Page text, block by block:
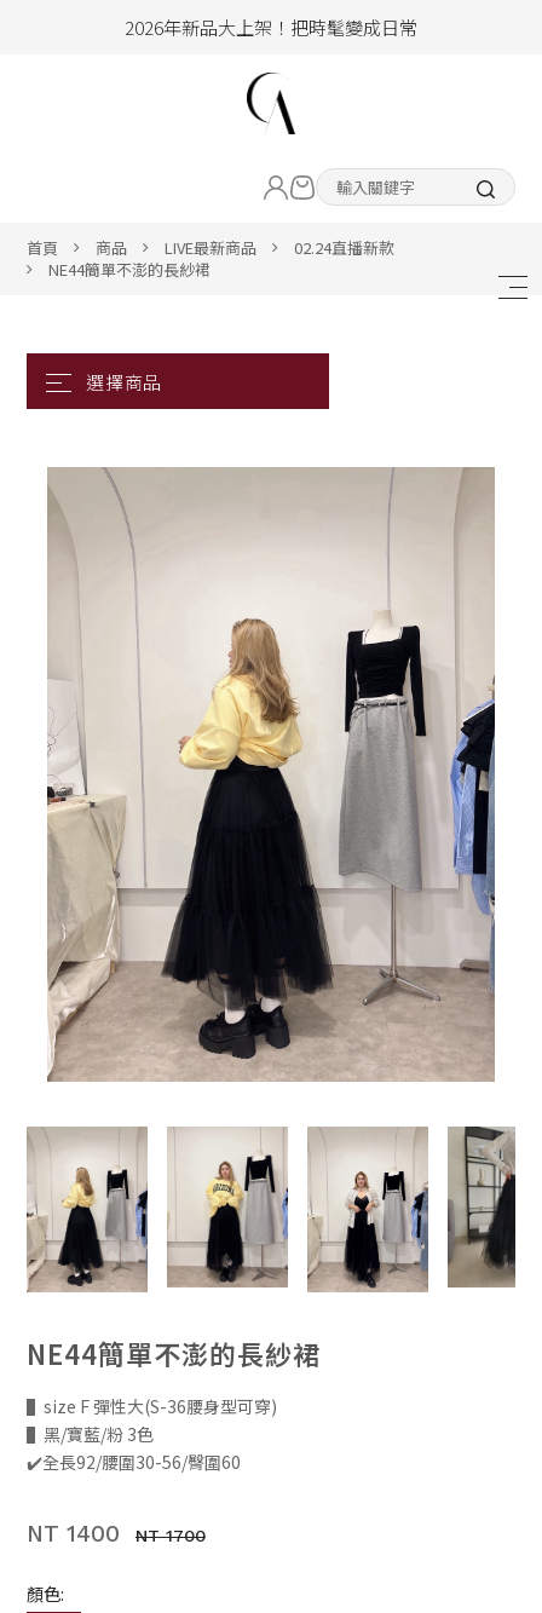
加入會員即享100元購物金
hello !! Happy to 2026
2026年新品大上架！把時髦變成日常
加入會員即享100元購物金
ALL ITEM
ACC&SHOE
首頁 商品 LIVE最新商品
02.24直播新款
NE44簡單不澎的長紗裙
NE44簡單不澎的長紗裙
▌size F 彈性大(S-36腰身型可穿)
▌黑/寶藍/粉 3色
✔️全長92/腰圍30-56/臀圍60
NT 1400 NT 1700
顏色: